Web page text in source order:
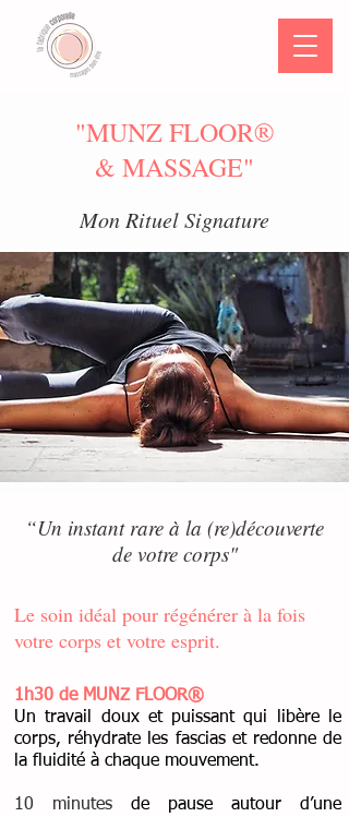
"MUNZ FLOOR®
& MASSAGE"
Mon Rituel Signature
“Un instant rare à la (re)découverte
de votre corps"
Le soin idéal pour régénérer à la fois
votre corps et votre esprit.
1h30 de MUNZ FLOOR®
Un travail doux et puissant qui libère le
corps, réhydrate les fascias et redonne de
la fluidité à chaque mouvement.
10 minutes de pause autour d’une